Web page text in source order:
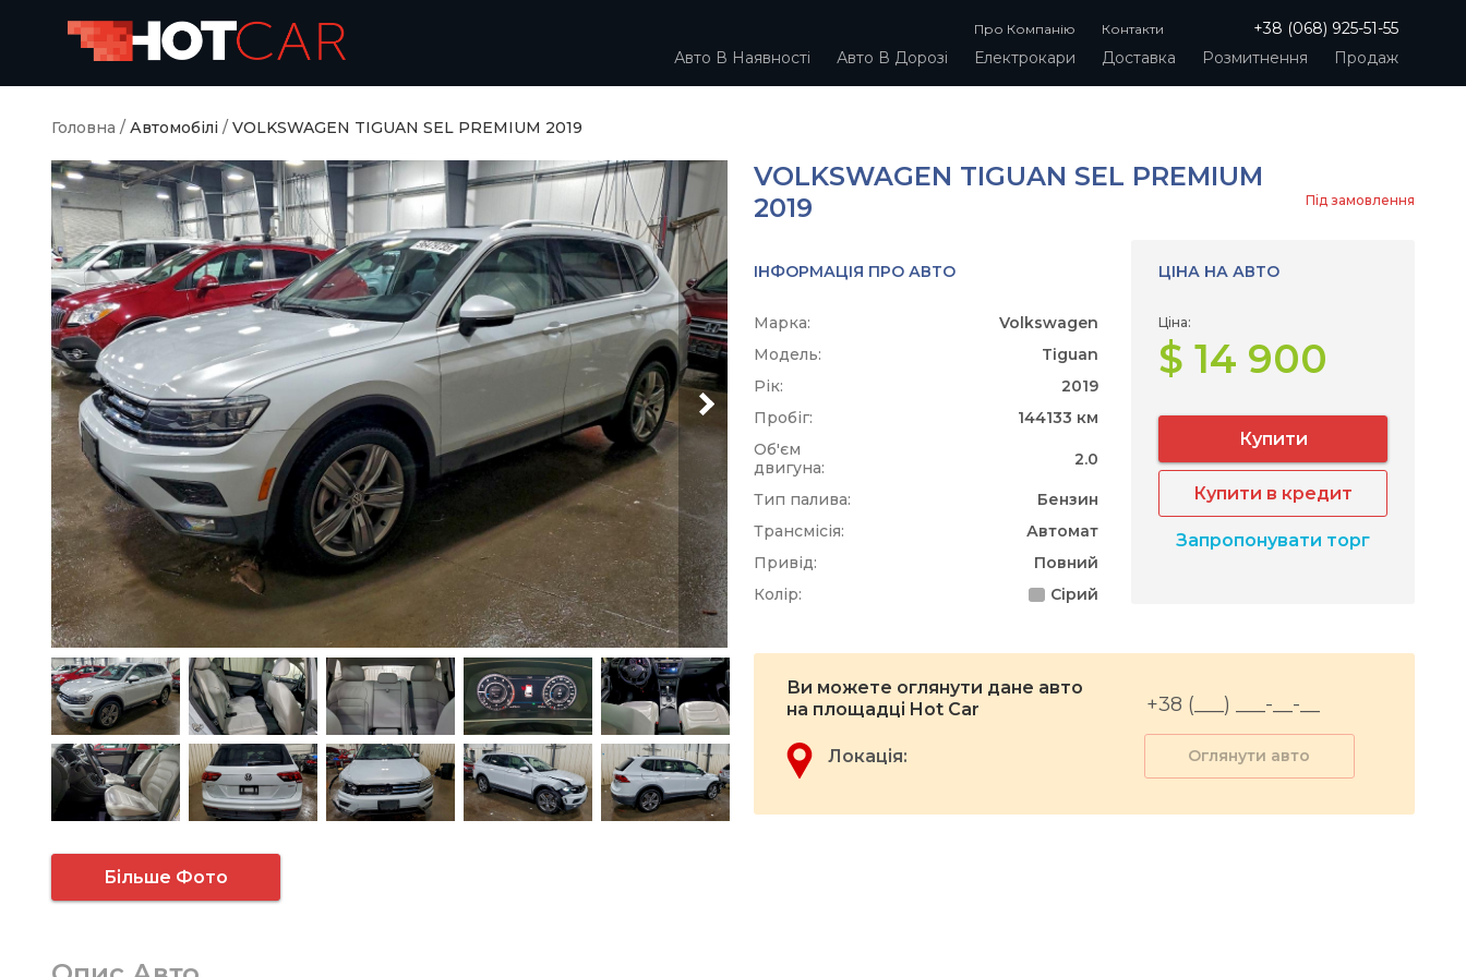
Про Компанію Контакти
+38 (068) 925-51-55
Авто В Наявності
Авто В Дорозі Електрокари Доставка Розмитнення Продаж
Головна / Автомобілі / VOLKSWAGEN TIGUAN SEL PREMIUM 2019
Більше Фото
VOLKSWAGEN TIGUAN SEL PREMIUM
2019
Під замовлення
ІНФОРМАЦІЯ ПРО АВТО
Марка:
Volkswagen
Модель:
Tiguan
Рік:
2019
Пробіг:
144133 км
Об'єм
двигуна:
2.0
Тип палива:
Бензин
Трансмісія:
Автомат
Привід:
Повний
Колір:
Сірий
ЦІНА НА АВТО
Ціна:
$ 14 900
Купити
Купити в кредит
Запропонувати торг
Ви можете оглянути дане авто
на площадці Hot Car
Локація: Оглянути авто